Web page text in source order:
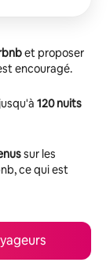
et proposer
encouragé.
120 nuits
sur les
ce qui est